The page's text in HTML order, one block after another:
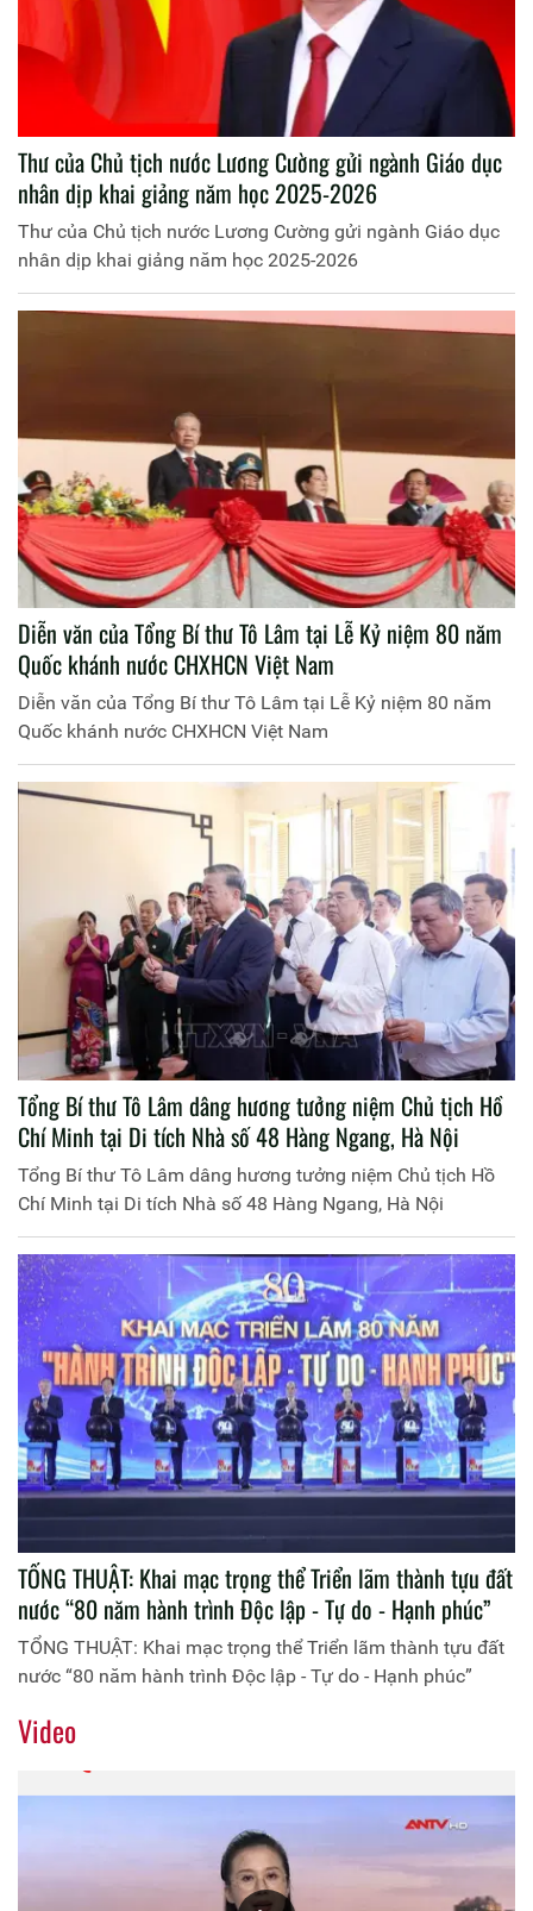
Thư của Chủ tịch nước Lương Cường gửi ngành Giáo dục
nhân dịp khai giảng năm học 2025-2026
Thư của Chủ tịch nước Lương Cường gửi ngành Giáo dục
nhân dịp khai giảng năm học 2025-2026
Diễn văn của Tổng Bí thư Tô Lâm tại Lễ Kỷ niệm 80 năm
Quốc khánh nước CHXHCN Việt Nam
Diễn văn của Tổng Bí thư Tô Lâm tại Lễ Kỷ niệm 80 năm
Quốc khánh nước CHXHCN Việt Nam
Tổng Bí thư Tô Lâm dâng hương tưởng niệm Chủ tịch Hồ
Chí Minh tại Di tích Nhà số 48 Hàng Ngang, Hà Nội
Tổng Bí thư Tô Lâm dâng hương tưởng niệm Chủ tịch Hồ
Chí Minh tại Di tích Nhà số 48 Hàng Ngang, Hà Nội
TỔNG THUẬT: Khai mạc trọng thể Triển lãm thành tựu đất
nước “80 năm hành trình Độc lập - Tự do - Hạnh phúc”
TỔNG THUẬT: Khai mạc trọng thể Triển lãm thành tựu đất
nước “80 năm hành trình Độc lập - Tự do - Hạnh phúc”
Video